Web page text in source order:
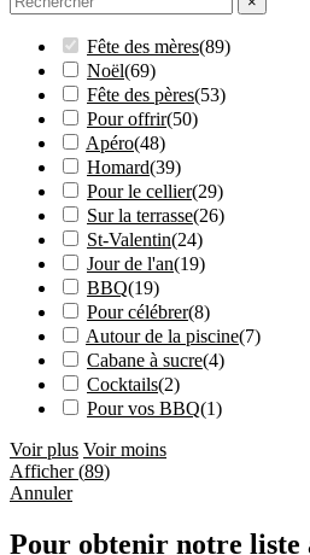
Fête des mères(89)
Noël(69)
Fête des pères(53)
Pour offrir(50)
Apéro(48)
Homard(39)
Pour le cellier(29)
Sur la terrasse(26)
St-Valentin(24)
Jour de l'an(19)
BBQ(19)
Pour célébrer(8)
Autour de la piscine(7)
Cabane à sucre(4)
Cocktails(2)
Pour vos BBQ(1)
Voir plus Voir moins
Afficher(89)
Annuler
Pour obtenir notre liste